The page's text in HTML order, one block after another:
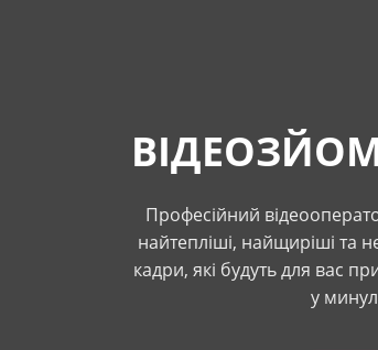
Професійний
найтепліші, найщиріші та
кадри, які будуть для вас
у